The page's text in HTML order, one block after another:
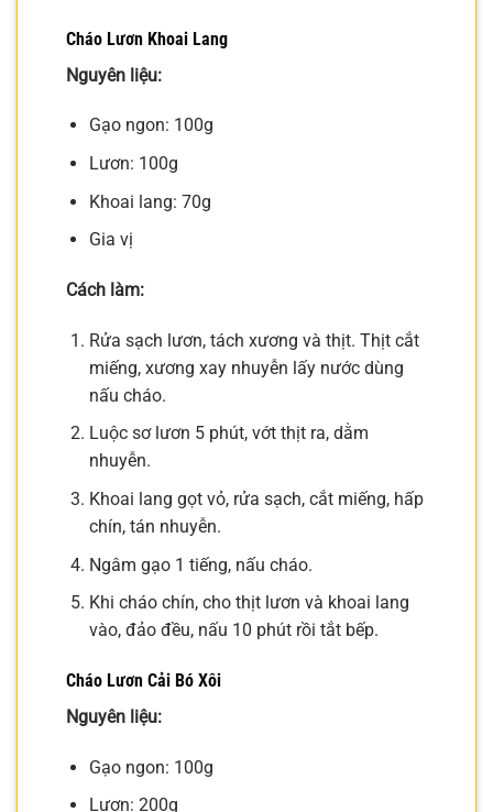
Cháo Lươn Khoai Lang
Nguyên liệu:
Gạo ngon: 100g
Lươn: 100g
Khoai lang: 70g
Gia vị
Cách làm:
Rửa sạch lươn, tách xương và thịt. Thịt cắt
miếng, xương xay nhuyễn lấy nước dùng
nấu cháo.
Luộc sơ lươn 5 phút, vớt thịt ra, dằm
nhuyễn.
Khoai lang gọt vỏ, rửa sạch, cắt miếng, hấp
chín, tán nhuyễn.
Ngâm gạo 1 tiếng, nấu cháo.
Khi cháo chín, cho thịt lươn và khoai lang
vào, đảo đều, nấu 10 phút rồi tắt bếp.
Cháo Lươn Cải Bó Xôi
Nguyên liệu:
Gạo ngon: 100g
Lươn: 200g